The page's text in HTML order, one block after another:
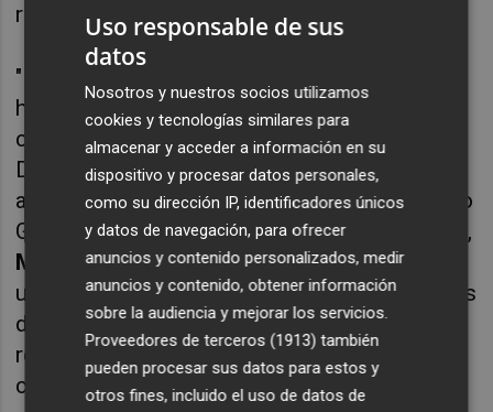
recursos humanos ni técnicos".
"Los servicios sociales municipales están
haciendo frente a una situación sobrevenida
con los mismos recursos de siempre, y la
Diputación debe actuar como verdadero
ayuntamiento de ayuntamientos", ha señalado
Guardiola.
Maria Fajardo, ha destacado que "garantizar
una atención digna y adecuada a los procesos
de regularización es también una manera de
reforzar la cohesión social y los derechos de
ciudadanía en nuestros pueblos".
Uso responsable de sus
datos
Nosotros y nuestros socios utilizamos
cookies y tecnologías similares para
almacenar y acceder a información en su
dispositivo y procesar datos personales,
como su dirección IP, identificadores únicos
y datos de navegación, para ofrecer
anuncios y contenido personalizados, medir
anuncios y contenido, obtener información
sobre la audiencia y mejorar los servicios.
Proveedores de terceros (1913) también
pueden procesar sus datos para estos y
otros fines, incluido el uso de datos de